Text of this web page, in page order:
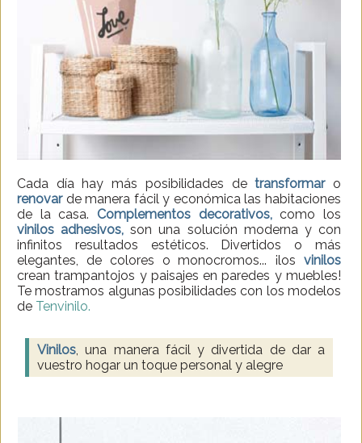
Cada día hay más posibilidades detransformaro
renovar de manera fácil y económica las habitaciones
de la casa. Complementos decorativos,como los
vinilos adhesivos, son una solución moderna y con
infinitos resultados estéticos. Divertidos o más
elegantes, de colores o monocromos... ¡los vinilos
crean trampantojos y paisajes en paredes y muebles!
Te mostramos algunas posibilidades con los modelos
de Tenvinilo.
Vinilos, una manera fácil y divertida de dar a
vuestro hogar un toque personal y alegre